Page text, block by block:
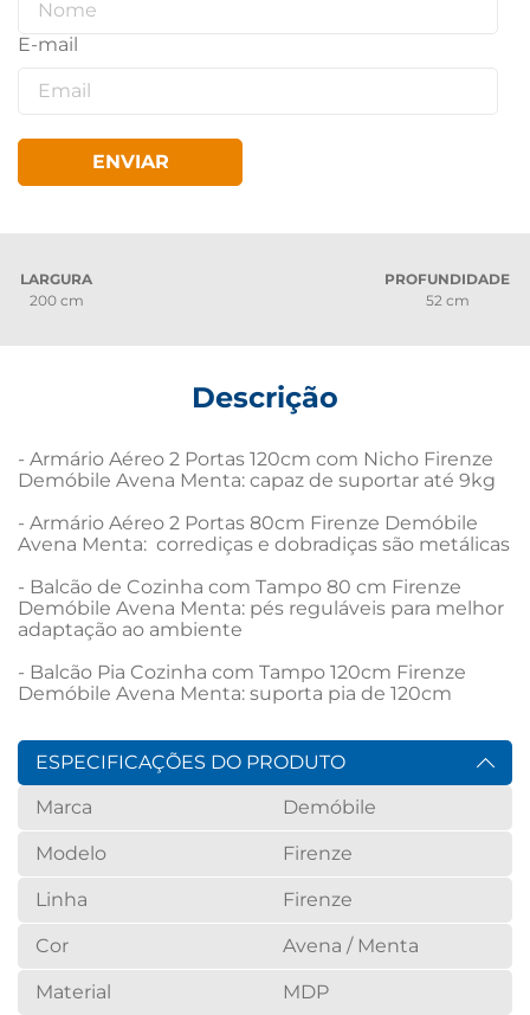
ENVIAR
LARGURA
200 cm
PROFUNDIDADE
52 cm
Descrição
- Armário Aéreo 2 Portas 120cm com Nicho Firenze
Demóbile Avena Menta: capaz de suportar até 9kg
- Armário Aéreo 2 Portas 80cm Firenze Demóbile
Avena Menta:  corrediças e dobradiças são metálicas
- Balcão de Cozinha com Tampo 80 cm Firenze
Demóbile Avena Menta: pés reguláveis para melhor
adaptação ao ambiente
- Balcão Pia Cozinha com Tampo 120cm Firenze
Demóbile Avena Menta: suporta pia de 120cm
ESPECIFICAÇÕES DO PRODUTO
Marca
Demóbile
Modelo Firenze
Linha Firenze
Cor Avena / Menta
Material MDP